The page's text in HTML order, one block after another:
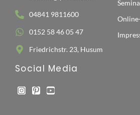
04841 9811600
0152 58 46 05 47
Friedrichstr. 23, Husum
Social Media